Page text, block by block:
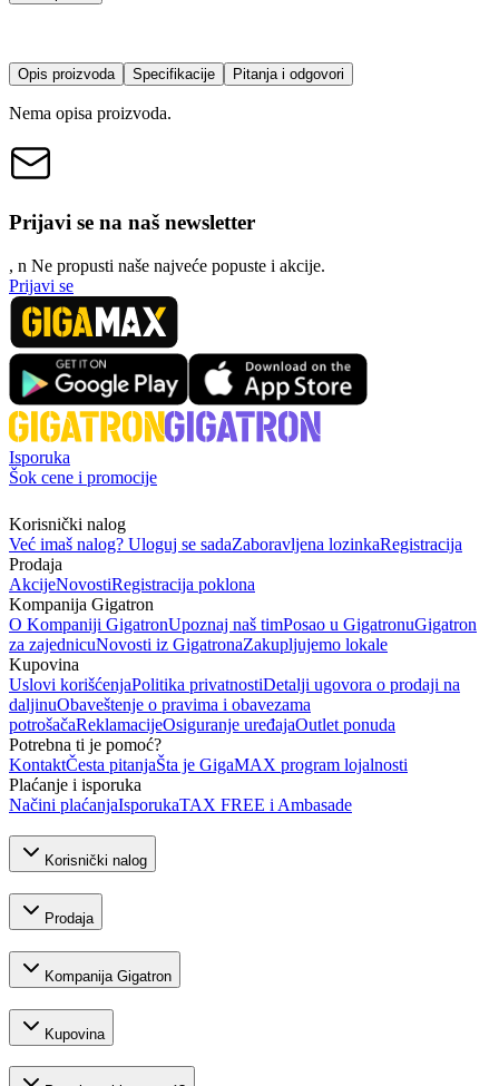
Opis proizvoda Specifikacije Pitanja i odgovori
Nema opisa proizvoda.
Prijavi se na naš newsletter
, n Ne propusti naše najveće popuste i akcije.
Prijavi se
Isporuka
Šok cene i promocije
Korisnički nalog
Već imaš nalog? Uloguj se sadaZaboravljena lozinkaRegistracija
Prodaja
AkcijeNovostiRegistracija poklona
Kompanija Gigatron
O Kompaniji GigatronUpoznaj naš timPosao u GigatronuGigatron
za zajednicuNovosti iz GigatronaZakupljujemo lokale
Kupovina
Uslovi korišćenjaPolitika privatnostiDetalji ugovora o prodaji na
daljinuObaveštenje o pravima i obavezama
potrošačaReklamacijeOsiguranje uređajaOutlet ponuda
Potrebna ti je pomoć?
KontaktČesta pitanjaŠta je GigaMAX program lojalnosti
Plaćanje i isporuka
Načini plaćanjaIsporukaTAX FREE i Ambasade
Korisnički nalog
Prodaja
Kompanija Gigatron
Kupovina